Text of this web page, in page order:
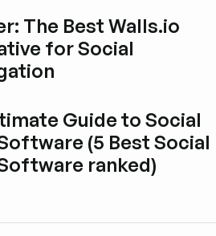
The Best Walls.io
for Social
Guide to Social
(5 Best Social
ranked)